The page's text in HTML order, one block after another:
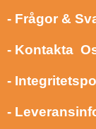
- Frågor &
- Kontakta
-
-